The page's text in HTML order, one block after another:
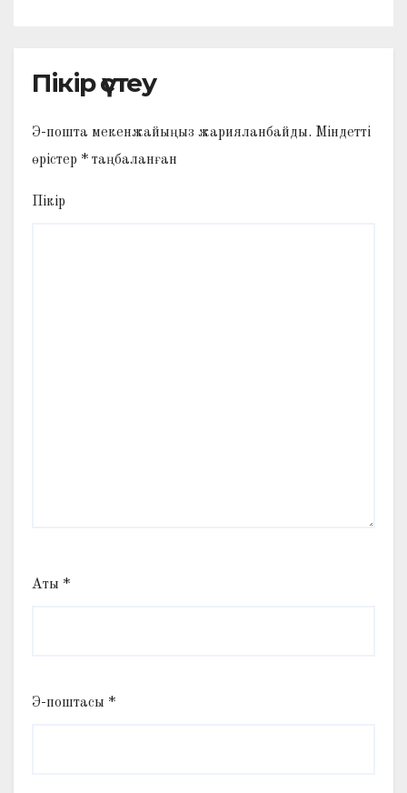
Пікір үстеу
Э-пошта мекенжайыңыз жарияланбайды. Міндетті
өрістер * таңбаланған
Пікір
Аты *
Э-поштасы *